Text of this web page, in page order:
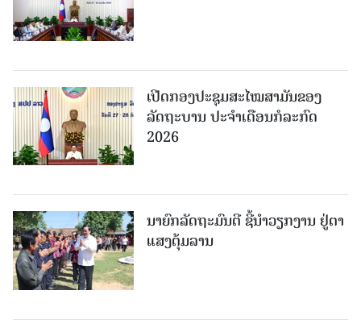
ເປີດກອງປະຊຸມສະໄໝສາມັນຂອງ
ລັດຖະບານ ປະຈໍາເດືອນກໍລະກົດ
2026
ນາຍົກລັດຖະມົນຕີ ຊີ້ນຳວຽກງານ ຢູ່ຕາ
ແສງຕຸ້ມລານ